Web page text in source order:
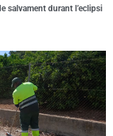
salvament durant l’eclipsi